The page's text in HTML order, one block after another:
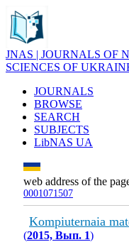
JNAS | JOURNALS OF
SCIENCES OF
JOURNALS
BROWSE
SEARCH
SUBJECTS
LibNAS UA
web address of the
0001071507
Kompiuternaia
(2015, Вып. 1)